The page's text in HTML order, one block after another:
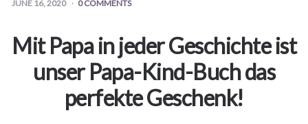
JUNE 16, 2020 0 COMMENTS
Mit Papa in jeder Geschichte ist
unser Papa-Kind-Buch das
perfekte Geschenk!